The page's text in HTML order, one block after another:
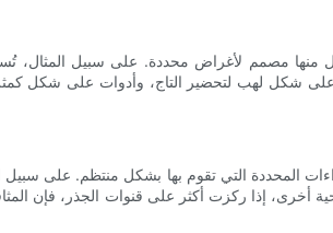
مصمم لأغراض محددة. على سبيل المثال،
على شكل لهب لتحضير التاج، وأدوات على شكل
المحددة التي تقوم بها بشكل منتظم. على
أخرى، إذا ركزت أكثر على قنوات الجذر، فإن